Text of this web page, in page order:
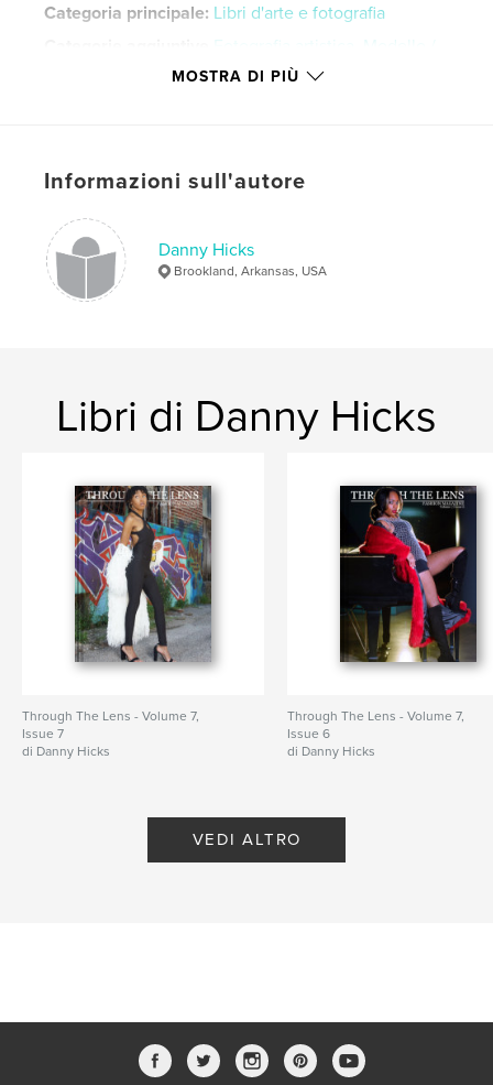
Categoria principale: Libri d'arte e fotografia
Fotografia artistica
Modello /
LinguaEnglish
Parole chiave
Photography , Models ,
MOSTRA DI PIÙ
Informazioni sull'autore
Danny Hicks
Brookland, Arkansas, USA
Libri di Danny Hicks
Through The Lens - Volume 7,
Issue 7
di Danny Hicks
Through The Lens - Volume 7,
Issue 6
di Danny Hicks
VEDI ALTRO